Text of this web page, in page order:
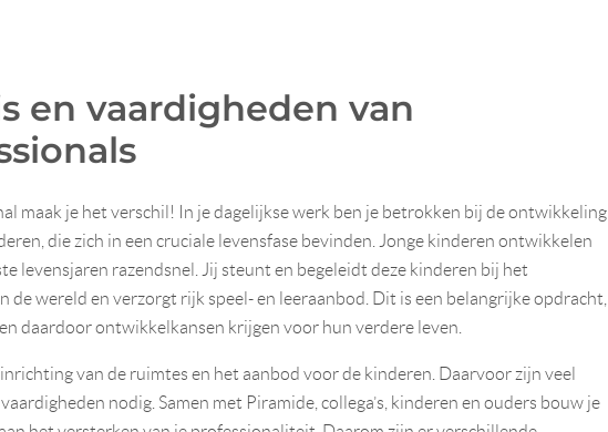
en vaardigheden van
maak je het verschil! In je dagelijkse werk ben je betrokken bij de ontwikkeling
die zich in een cruciale levensfase bevinden. Jonge kinderen ontwikkelen
levensjaren razendsnel. Jij steunt en begeleidt deze kinderen bij het
de wereld en verzorgt rijk speel- en leeraanbod. Dit is een belangrijke opdracht,
daardoor ontwikkelkansen krijgen voor hun verdere leven.
van de ruimtes en het aanbod voor de kinderen. Daarvoor zijn veel
nodig. Samen met Piramide, collega’s, kinderen en ouders bouw je